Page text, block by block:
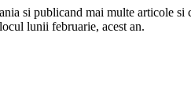
si publicand mai multe articole si
lunii februarie, acest an.